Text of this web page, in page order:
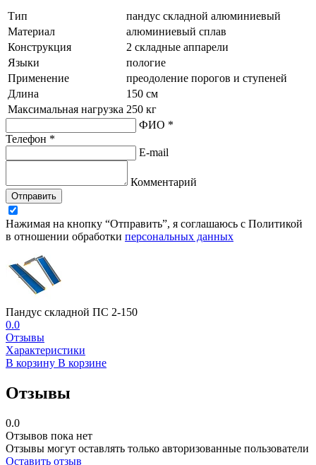
Тип
пандус складной алюминиевый
Материал
алюминиевый сплав
Конструкция
2 складные аппарели
Языки
пологие
Применение
преодоление порогов и ступеней
Длина
150 см
Максимальная нагрузка 250 кг
ФИО *
Телефон *
E-mail
Комментарий
Отправить
Нажимая на кнопку “Отправить”, я соглашаюсь с Политикой
в отношении обработки персональных данных
Пандус складной ПС 2-150
0.0
Отзывы
Характеристики
В корзину В корзине
Отзывы
0.0
Отзывов пока нет
Отзывы могут оставлять только авторизованные пользователи
Оставить отзыв